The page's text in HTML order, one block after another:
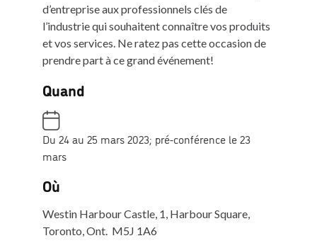
d’entreprise aux professionnels clés de
l’industrie qui souhaitent connaître vos produits
et vos services. Ne ratez pas cette occasion de
prendre part à ce grand événement!
Quand
Du 24 au 25 mars 2023; pré-conférence le 23
mars
Où
Westin Harbour Castle, 1, Harbour Square,
Toronto, Ont. M5J 1A6